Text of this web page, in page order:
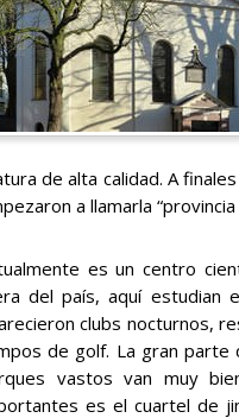
de alta calidad. A
a llamarla “provincia
es un centro
del país, aquí estudian
clubs nocturnos,
de golf. La gran parte
vastos van muy
es el cuartel de